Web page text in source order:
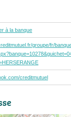
à la banque
groupe/fr/
creditmutuel